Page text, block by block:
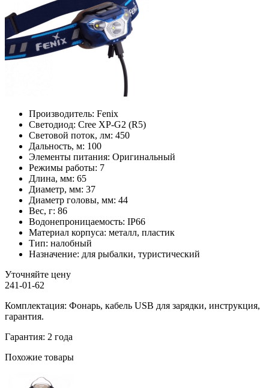
Производитель: Fenix
Светодиод: Cree XP-G2 (R5)
Световой поток, лм: 450
Дальность, м: 100
Элементы питания: Оригинальный
Режимы работы: 7
Длина, мм: 65
Диаметр, мм: 37
Диаметр головы, мм: 44
Вес, г: 86
Водонепроницаемость: IP66
Материал корпуса: металл, пластик
Тип: налобный
Назначение: для рыбалки, туристический
Уточняйте цену
241-01-62
Комплектация: Фонарь, кабель USB для зарядки, инструкция,
гарантия.
Гарантия: 2 года
Похожие товары